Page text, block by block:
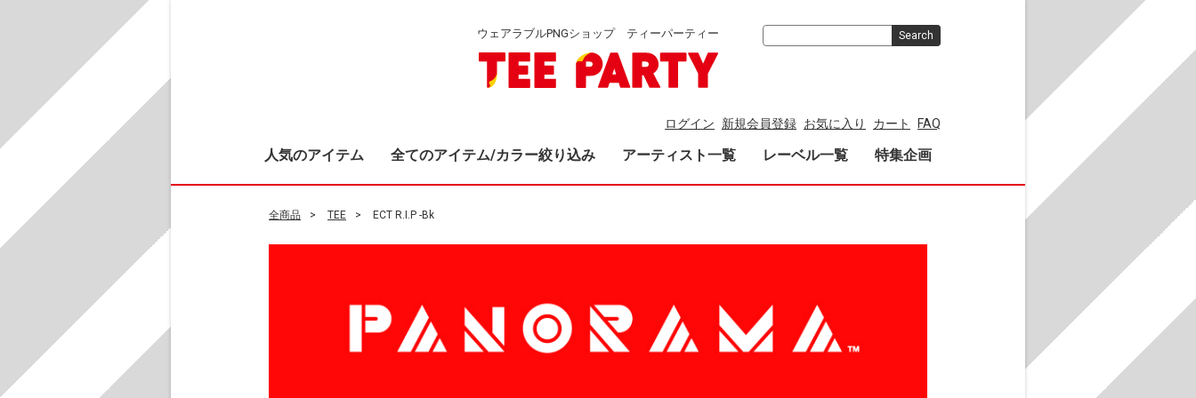
ウェアラブルPNGショップ ティーパーティー
ログイン 新規会員登録 お気に入り カート FAQ
人気のアイテム 全てのアイテム/カラー絞り込み アーティスト一覧 レーベル一覧 特集企画
Search
全商品 TEE ECT R.I.P -Bk